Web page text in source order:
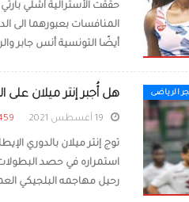
حققت الأسترالية آشلي بارتي
المنافسات بعبورهما الى
أيضًا التونسية أنس جابر
الرياضى هل أُجبر إنتر ميلان على
459
توج إنتر ميلان بالدوري
استمراره في حصد
رحيل مهاجمه البلجيكي